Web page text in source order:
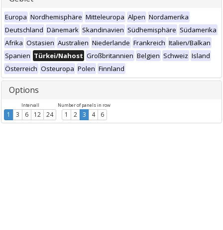
Europa Nordhemisphäre Mitteleuropa Alpen Nordamerika
Deutschland Dänemark Skandinavien Südhemisphäre Südamerika
Afrika Ostasien Australien Niederlande Frankreich Italien/Balkan
Spanien Türkei/Nahost Großbritannien Belgien Schweiz Island
Österreich Osteuropa Polen Finnland
Options
Intervall
1 3 6 12 24
Number of panels in row
1 2 3 4 6